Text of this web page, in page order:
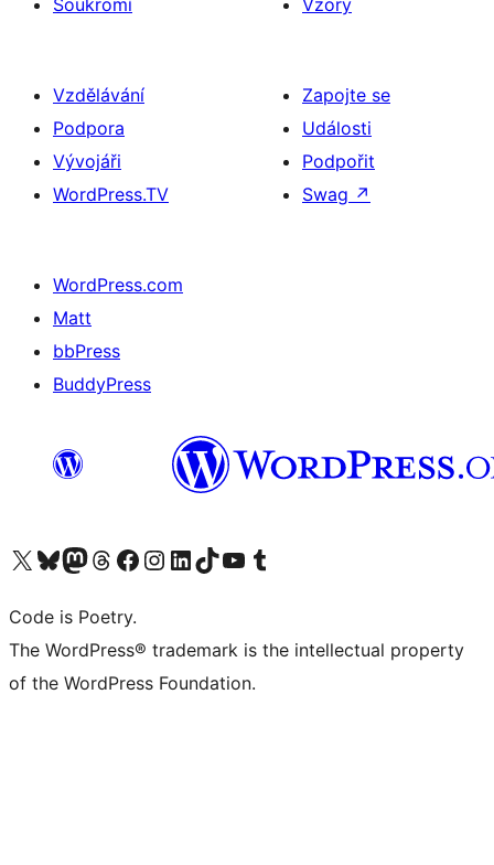
Vzdělávání
Podpora
Vývojáři
WordPress.TV
Zapojte se
Události
Podpořit
Swag ↗
WordPress.com
Matt
bbPress
BuddyPress
Navštivte náš účet na X (dříve Twitter)
Navštivte náš Bluesky účetNavštivte náš účet Mastodon
Navštivte náš Threads účetNavštivte naši stránku na Facebooku
Navštivte náš Instagram účetNavštivte náš LinkedIn účetNavštivte náš TikTok účetNavštivte náš YouTube kanálNavštivte náš Tumblr účet
Code is Poetry.
The WordPress® trademark is the intellectual property
of the WordPress Foundation.